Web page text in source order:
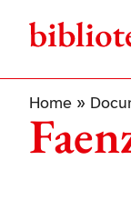
contenuto
Home»